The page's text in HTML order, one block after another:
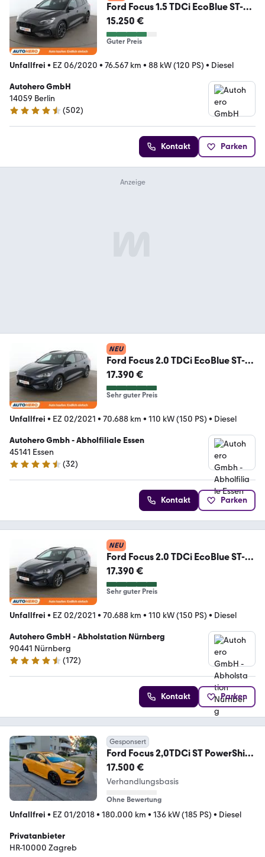
Ford Focus 1.5 TDCi EcoBlue ST-
Line X *NAVI*LED*CAM*
15.250 €
Guter Preis
Unfallfrei • EZ 06/2020 • 76.567 km • 88 kW (120 PS) • Diesel
Autohero GmbH
14059 Berlin
4.5 Sterne
(502)
Kontakt Parken
NEU
Ford Focus 2.0 TDCi EcoBlue ST-
Line Aut.*NAVI*LED*
17.390 €
Sehr guter Preis
Unfallfrei • EZ 02/2021 • 70.688 km • 110 kW (150 PS) • Diesel
Autohero Gmbh - Abholfiliale Essen
45141 Essen
4.7 Sterne
(32)
Kontakt Parken
NEU
Ford Focus 2.0 TDCi EcoBlue ST-
Line Aut.*NAVI*LED*
17.390 €
Sehr guter Preis
Unfallfrei • EZ 02/2021 • 70.688 km • 110 kW (150 PS) • Diesel
Autohero GmbH - Abholstation Nürnberg
90441 Nürnberg
4.5 Sterne
(172)
Kontakt Parken
Gesponsert
Ford Focus 2,0TDCi ST PowerShift
Leder-Sport-Paket ST
17.500 €
Verhandlungsbasis
Ohne Bewertung
Unfallfrei • EZ 01/2018• 180.000 km • 136 kW (185 PS) • Diesel
Privatanbieter
HR-10000 Zagreb